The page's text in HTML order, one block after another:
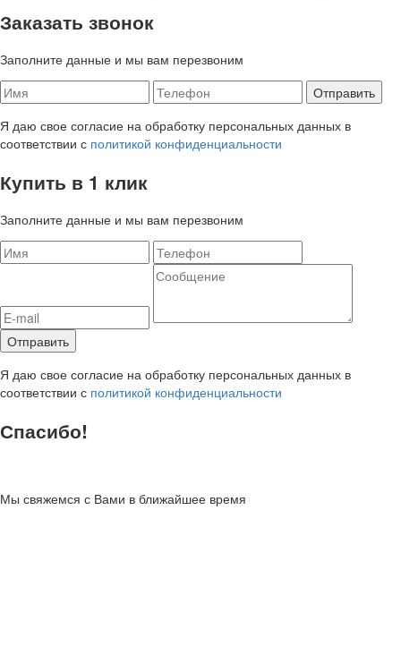
Заказать звонок
Заполните данные и мы вам перезвоним
Я даю свое согласие на обработку персональных данных в
соответствии с политикой конфиденциальности
Купить в 1 клик
Заполните данные и мы вам перезвоним
Я даю свое согласие на обработку персональных данных в
соответствии с политикой конфиденциальности
Спасибо!
Мы свяжемся с Вами в ближайшее время